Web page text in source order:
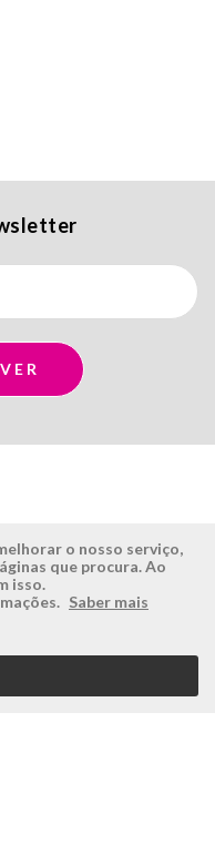
ÁREA RESERVADA
Login
Recuperar Password
o nosso serviço,
que procura. Ao
isso.
Saber mais